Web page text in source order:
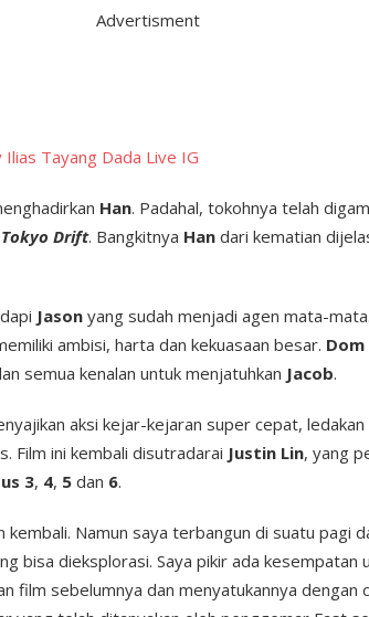
Advertisment
Ilias Tayang Dada Live IG
Han. Padahal, tokohnya telah
Tokyo Drift. Bangkitnya Han dari kematian
Jason yang sudah menjadi agen mata-
ambisi, harta dan kekuasaan besar. Dom
semua kenalan untuk menjatuhkan Jacob.
aksi kejar-kejaran super cepat,
Film ini kembali disutradarai Justin Lin, yang
3, 4, 5 dan 6.
kembali. Namun saya terbangun di suatu pagi
bisa dieksplorasi. Saya pikir ada kesempatan
film sebelumnya dan menyatukannya dengan